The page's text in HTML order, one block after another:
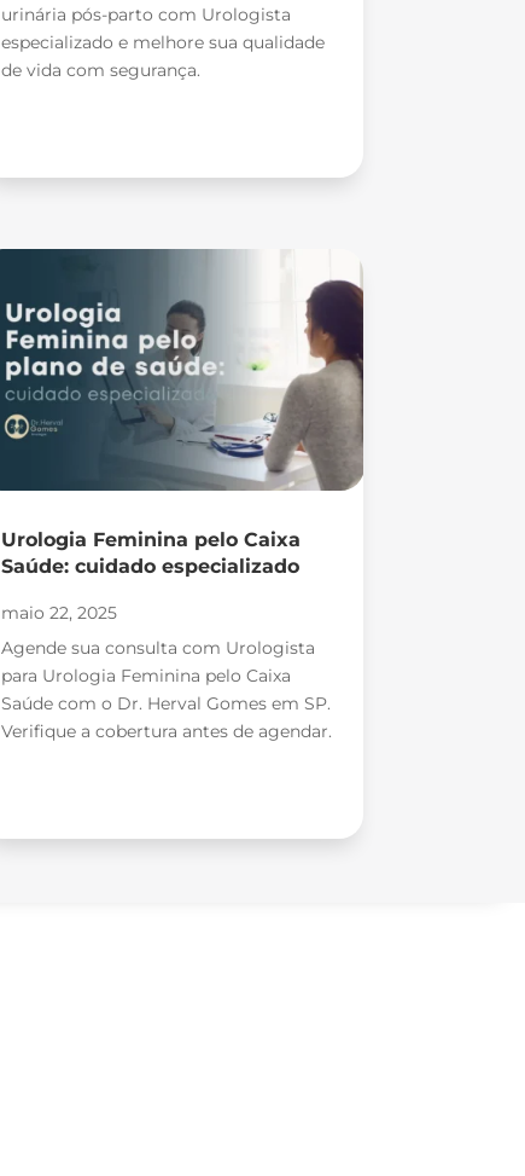
urinária pós-parto com Urologista
especializado e melhore sua qualidade
de vida com segurança.
Urologia Feminina pelo Caixa
Saúde: cuidado especializado
maio 22, 2025
Agende sua consulta com Urologista
para Urologia Feminina pelo Caixa
Saúde com o Dr. Herval Gomes em SP.
Verifique a cobertura antes de agendar.